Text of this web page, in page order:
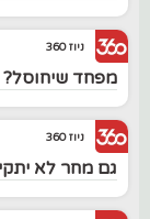
ניוז 360
מפחד שיחוסל?
ניוז 360
גם מחר לא